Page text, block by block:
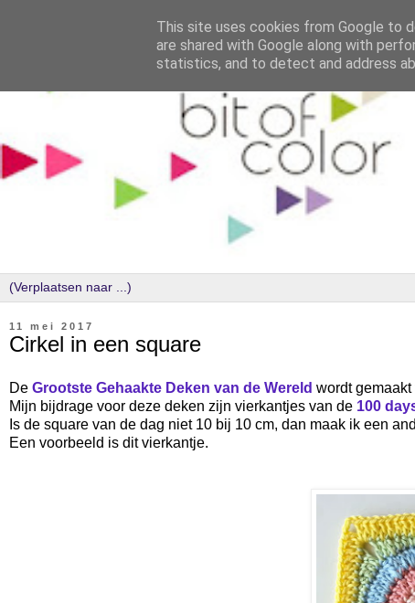
11 mei 2017
Cirkel in een square
De Grootste Gehaakte Deken van de Wereld wordt
Mijn bijdrage voor deze deken zijn vierkantjes van de 100
Is de square van de dag niet 10 bij 10 cm, dan maak ik een
Een voorbeeld is dit vierkantje.
This site uses cookies from Google to
are shared with Google along with
statistics, and to detect and address